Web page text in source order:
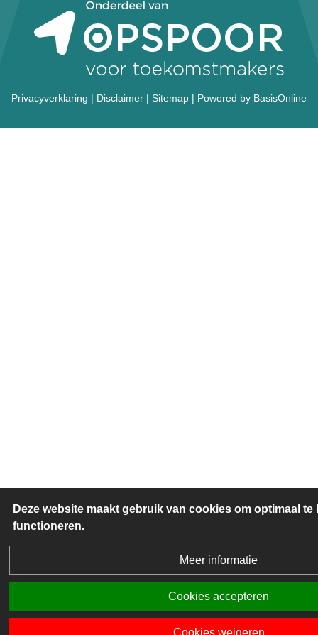
Privacyverklaring | Disclaimer | Sitemap | Powered by BasisOnline
Deze website maakt gebruik van cookies om optimaal te
functioneren.
Meer informatie
Cookies accepteren
Cookies weigeren